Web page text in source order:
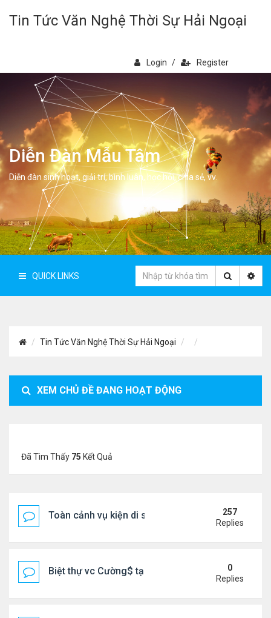
Tin Tức Văn Nghệ Thời Sự Hải Ngoại
Login / Register
Diễn Đàn Mẫu Tâm
Diễn đàn sinh hoạt, giải trí, bình luân, học hỏi, chia sẻ, vv.
QUICK LINKS
Tin Tức Văn Nghệ Thời Sự Hải Ngoại
XEM CHỦ ĐỀ ĐANG HOẠT ĐỘNG
Đã Tìm Thấy 75 Kết Quả
Toàn cảnh vụ kiện di sản CNS VŨ LINH
257
Replies
Biệt thự vc Cường$ tại Lạng Sơn
0
Replies